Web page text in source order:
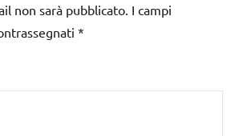
non sarà pubblicato. I campi
*